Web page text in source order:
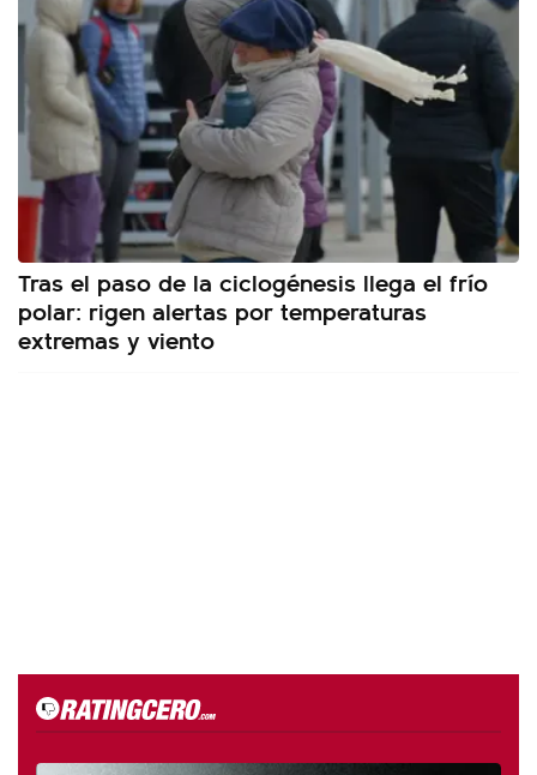
Tras el paso de la ciclogénesis llega el frío
polar: rigen alertas por temperaturas
extremas y viento